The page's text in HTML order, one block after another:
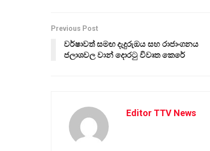
Previous Post
වර්ෂාවත් සමඟ දැදුරුඔය සහ රාජාංගනය
ජලාශවල වාන් දොරටු විවෘත කෙරේ
Editor TTV News